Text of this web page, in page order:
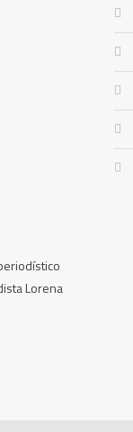
Lorena